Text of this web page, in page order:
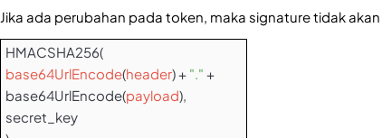
Jika ada perubahan pada token, maka signature tidak
HMACSHA256(
base64UrlEncode(header) + "." +
base64UrlEncode(payload),
secret_key